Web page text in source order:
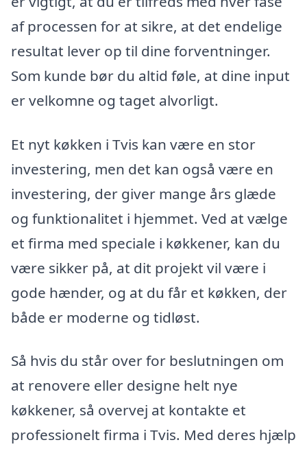
af processen for at sikre, at det endelige
resultat lever op til dine forventninger.
Som kunde bør du altid føle, at dine input
er velkomne og taget alvorligt.
Et nyt køkken i Tvis kan være en stor
investering, men det kan også være en
investering, der giver mange års glæde
og funktionalitet i hjemmet. Ved at vælge
et firma med speciale i køkkener, kan du
være sikker på, at dit projekt vil være i
gode hænder, og at du får et køkken, der
både er moderne og tidløst.
Så hvis du står over for beslutningen om
at renovere eller designe helt nye
køkkener, så overvej at kontakte et
professionelt firma i Tvis. Med deres hjælp